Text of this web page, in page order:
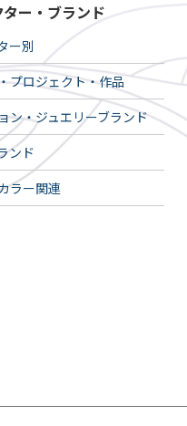
ー・ブランド
ー別
プロジェクト・作品
ン・ジュエリーブランド
ンド
ラー関連